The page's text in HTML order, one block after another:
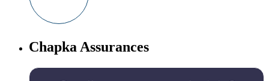
Chapka Assurances